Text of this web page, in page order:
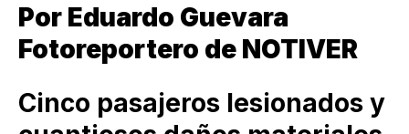
Por Eduardo Guevara
Fotoreportero de NOTIVER
Cinco pasajeros lesionados y